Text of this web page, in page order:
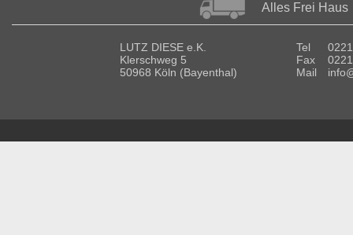
Alles Frei Haus
LUTZ DIESE e.K.
Klerschweg 5
50968 Köln (Bayenthal)
Tel
Fax
Mail